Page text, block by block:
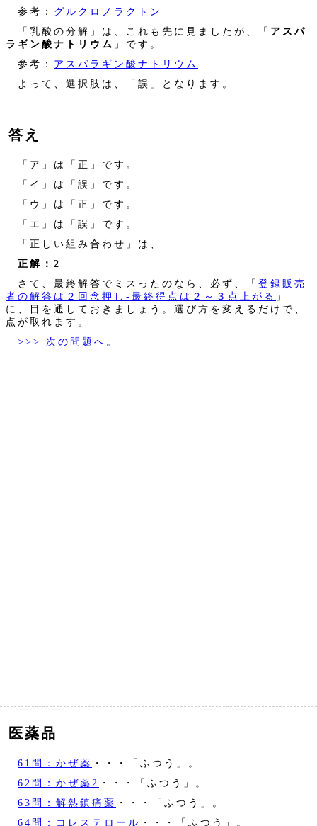
参考： グルクロノラクトン
「乳酸の分解」は、これも先に見ましたが、「 アスパ
ラギン酸ナトリウム 」です。
参考： アスパラギン酸ナトリウム
よって、選択肢は、「誤」となります。
答え
「ア」は「正」です。
「イ」は「誤」です。
「ウ」は「正」です。
「エ」は「誤」です。
「正しい組み合わせ」は、
正解：2
さて、最終解答でミスったのなら、必ず、「 登録販売
者の解答は２回念押し‐最終得点は２～３点上がる 」
に、目を通しておきましょう。選び方を変えるだけで、
点が取れます。
>>> 次の問題へ。
医薬品
61問：かぜ薬 ・・・「ふつう」。
62問：かぜ薬2 ・・・「ふつう」。
63問：解熱鎮痛薬 ・・・「ふつう」。
64問：コレステロール ・・・「ふつう」。